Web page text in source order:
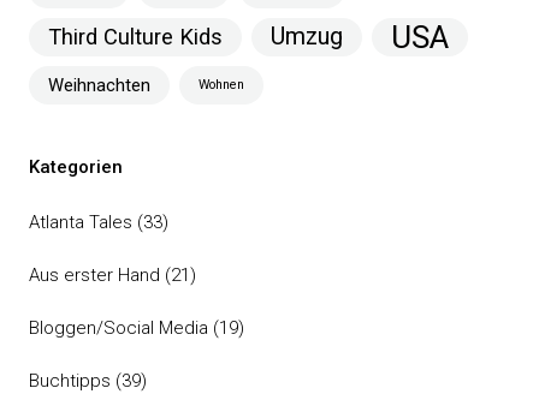
Third Culture Kids Umzug USA
Weihnachten Wohnen
Kategorien
Atlanta Tales (33)
Aus erster Hand (21)
Bloggen/Social Media (19)
Buchtipps (39)